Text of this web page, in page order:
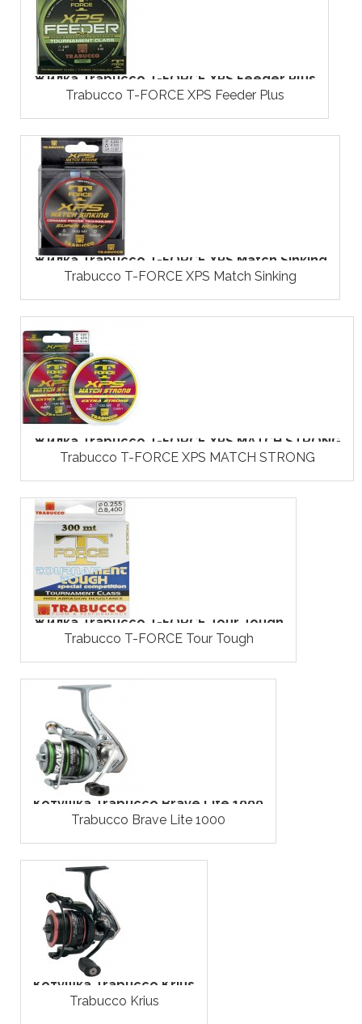
Жилка Trabucco T-FORCE XPS Feeder Plus
Trabucco T-FORCE XPS Feeder Plus
Жилка Trabucco T-FORCE XPS Match Sinking
Trabucco T-FORCE XPS Match Sinking
Жилка Trabucco T-FORCE XPS MATCH STRONG
Trabucco T-FORCE XPS MATCH STRONG
Жилка Trabucco T-FORCE Tour Tough
Trabucco T-FORCE Tour Tough
Котушка Trabucco Brave Lite 1000
Trabucco Brave Lite 1000
Котушка Trabucco Krius
Trabucco Krius